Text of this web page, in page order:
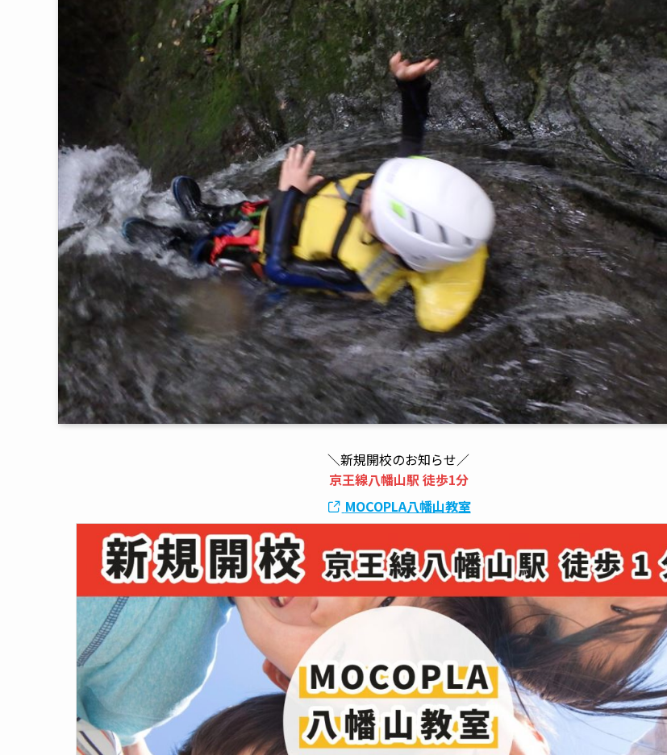
＼新規開校のお知らせ／
京王線八幡山駅 徒歩1分
MOCOPLA八幡山教室